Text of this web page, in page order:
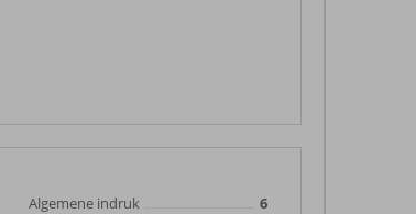
Algemene indruk
6